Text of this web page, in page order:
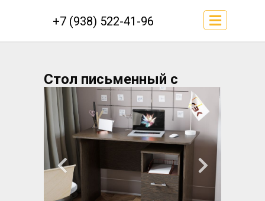
+7 (938) 522-41-96
Стол письменный с
тумбой